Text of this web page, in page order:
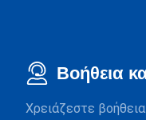
Βοήθεια
Χρειάζεστε